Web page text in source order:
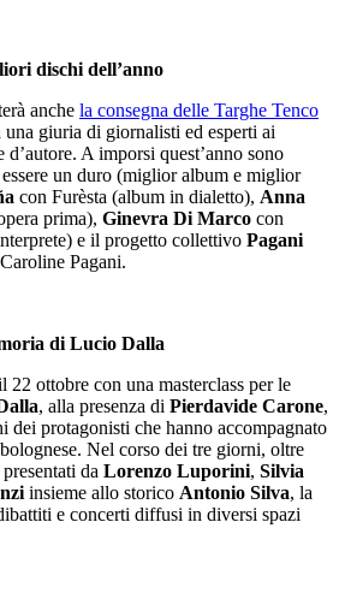
dischi dell’anno
anche la consegna delle Targhe Tenco
giuria di giornalisti ed esperti ai
A imporsi quest’anno sono
un duro (miglior album e miglior
con Furèsta (album in dialetto), Anna
prima), Ginevra Di Marco con
e il progetto collettivo Pagani
Pagani.
di Lucio Dalla
22 ottobre con una masterclass per le
, alla presenza di Pierdavide Carone,
dei protagonisti che hanno accompagnato
Nel corso dei tre giorni, oltre
da Lorenzo Luporini, Silvia
insieme allo storico Antonio Silva, la
e concerti diffusi in diversi spazi